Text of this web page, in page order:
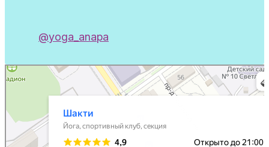
@yoga_anapa
Шакти
Студия йоги в Анапе
Спортивный клуб, секция в Анапе